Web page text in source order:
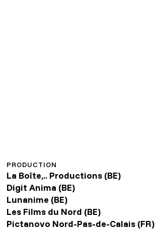
PRODUCTION
La Boîte,.. Productions (BE)
Digit Anima (BE)
Lunanime (BE)
Les Films du Nord (BE)
Pictanovo Nord-Pas-de-Calais (FR)